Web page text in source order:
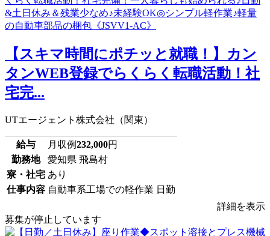
【スキマ時間にポチッと就職！】カン
タンWEB登録でらくらく転職活動！社
宅完...
UTエージェント株式会社（関東）
給与 月収例232,000円
勤務地
愛知県 飛島村
寮・社宅 あり
仕事内容 自動車系工場での軽作業 日勤
詳細を表示
募集が停止しています